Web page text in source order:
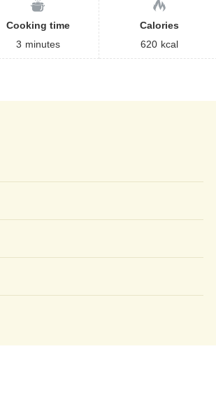
Cooking time
3 minutes
Calories
620 kcal